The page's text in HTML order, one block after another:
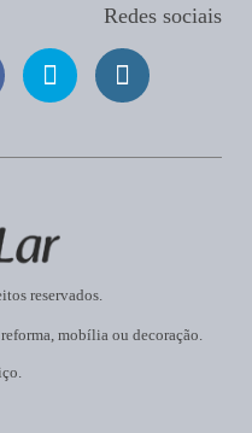
Redes sociais
mobília ou decoração.
reservados.